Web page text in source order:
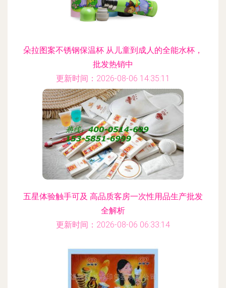
朵拉图案不锈钢保温杯 从儿童到成人的全能水杯，
批发热销中
更新时间：2026-08-06 14:35:11
五星体验触手可及 高品质客房一次性用品生产批发
全解析
更新时间：2026-08-06 06:33:14